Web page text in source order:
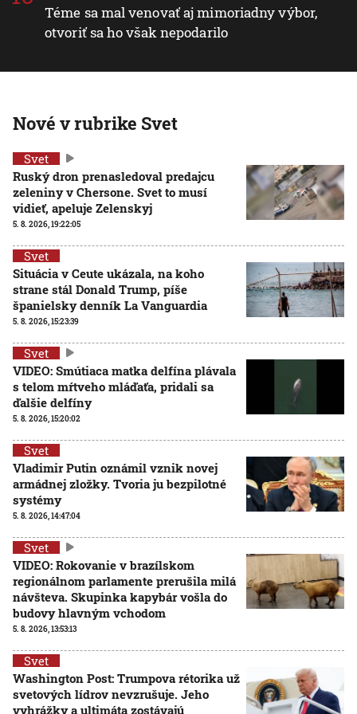
Téme sa mal venovať aj mimoriadny výbor,
otvoriť sa ho však nepodarilo
Nové v rubrike Svet
Svet
Ruský dron prenasledoval predajcu
zeleniny v Chersone. Svet to musí
vidieť, apeluje Zelenskyj
5. 8. 2026, 19:22:05
Svet
Situácia v Ceute ukázala, na koho
strane stál Donald Trump, píše
španielsky denník La Vanguardia
5. 8. 2026, 15:23:39
Svet
VIDEO: Smútiaca matka delfína plávala
s telom mŕtveho mláďaťa, pridali sa
ďalšie delfíny
5. 8. 2026, 15:20:02
Svet
Vladimir Putin oznámil vznik novej
armádnej zložky. Tvoria ju bezpilotné
systémy
5. 8. 2026, 14:47:04
Svet
VIDEO: Rokovanie v brazílskom
regionálnom parlamente prerušila milá
návšteva. Skupinka kapybár vošla do
budovy hlavným vchodom
5. 8. 2026, 13:53:13
Svet
Washington Post: Trumpova rétorika už
svetových lídrov nevzrušuje. Jeho
vyhrážky a ultimáta zostávajú